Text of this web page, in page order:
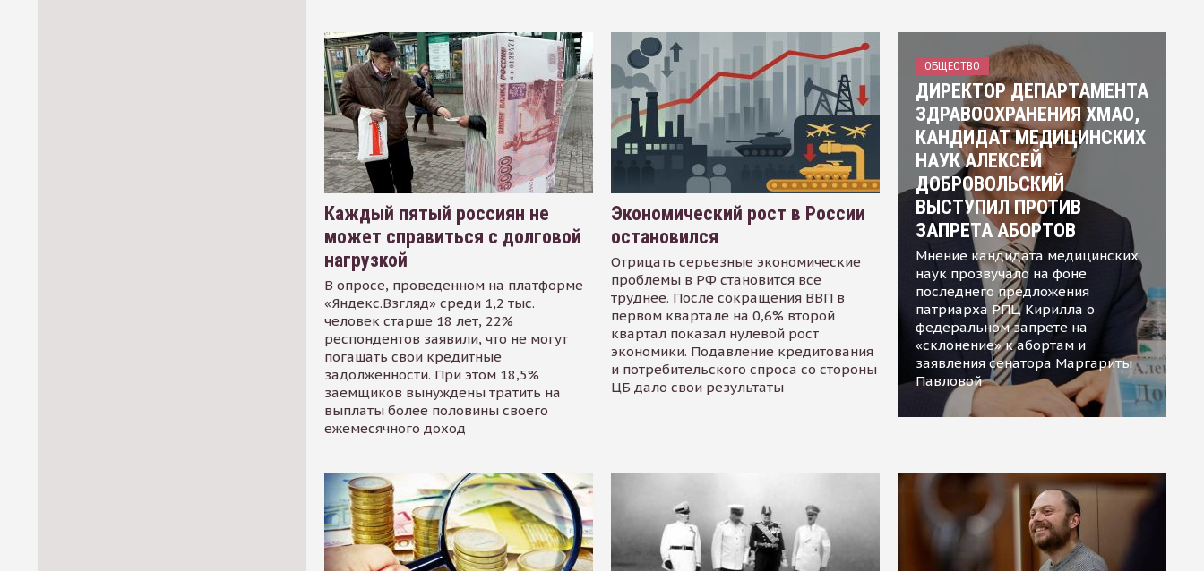
Каждый пятый россиян не
может справиться с долговой
нагрузкой
В опросе, проведенном на платформе
«Яндекс.Взгляд» среди 1,2 тыс.
человек старше 18 лет, 22%
респондентов заявили, что не могут
погашать свои кредитные
задолженности. При этом 18,5%
заемщиков вынуждены тратить на
выплаты более половины своего
ежемесячного доход
Экономический рост в России
остановился
Отрицать серьезные экономические
проблемы в РФ становится все
труднее. После сокращения ВВП в
первом квартале на 0,6% второй
квартал показал нулевой рост
экономики. Подавление кредитования
и потребительского спроса со стороны
ЦБ дало свои результаты
ОБЩЕСТВО
ДИРЕКТОР ДЕПАРТАМЕНТА
ЗДРАВООХРАНЕНИЯ ХМАО,
КАНДИДАТ МЕДИЦИНСКИХ
НАУК АЛЕКСЕЙ
ДОБРОВОЛЬСКИЙ
ВЫСТУПИЛ ПРОТИВ
ЗАПРЕТА АБОРТОВ
Мнение кандидата медицинских
наук прозвучало на фоне
последнего предложения
патриарха РПЦ Кирилла о
федеральном запрете на
«склонение» к абортам и
заявления сенатора Маргариты
Павловой